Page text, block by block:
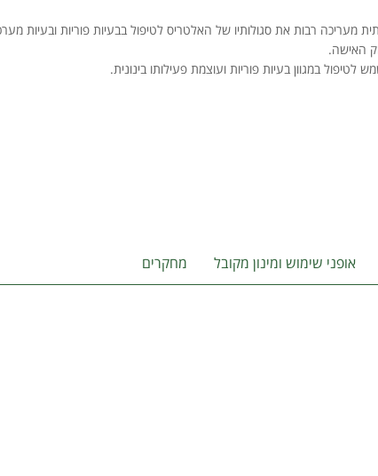
מעריכה רבות את סגולותיו של האלטריס לטיפול בבעיות פוריות ובעיות
האישה.
במגוון בעיות פוריות ועוצמת פעילותו בינונית.
אופני שימוש ומינון מקובל מחקרים